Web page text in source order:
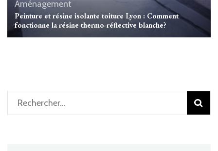
Aménagement
Peinture et résine isolante toiture Lyon : Comment
fonctionne la résine thermo-réflective blanche?
Rechercher :